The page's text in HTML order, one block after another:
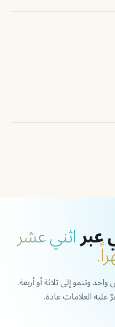
اثني عشر
وتنمو إلى ثلاثة أو أربعة.
عليه العلامات عادة.